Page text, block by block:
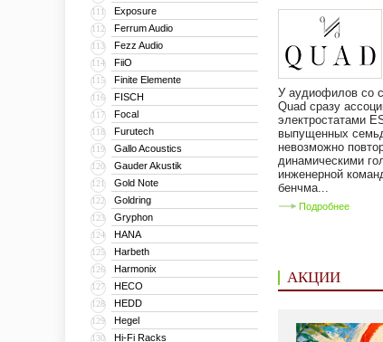
111 Exposure
112 Ferrum Audio
113 Fezz Audio
114 FiiO
115 Finite Elemente
116 FISCH
117 Focal
118 Furutech
119 Gallo Acoustics
120 Gauder Akustik
121 Gold Note
122 Goldring
123 Gryphon
124 HANA
125 Harbeth
126 Harmonix
127 HECO
128 HEDD
129 Hegel
130 Hi-Fi Racks
У аудиофилов со
Quad сразу
электростатами
выпущенных
невозможно
динамическими
инженерной
бенчма...
Подробнее
АКЦИИ